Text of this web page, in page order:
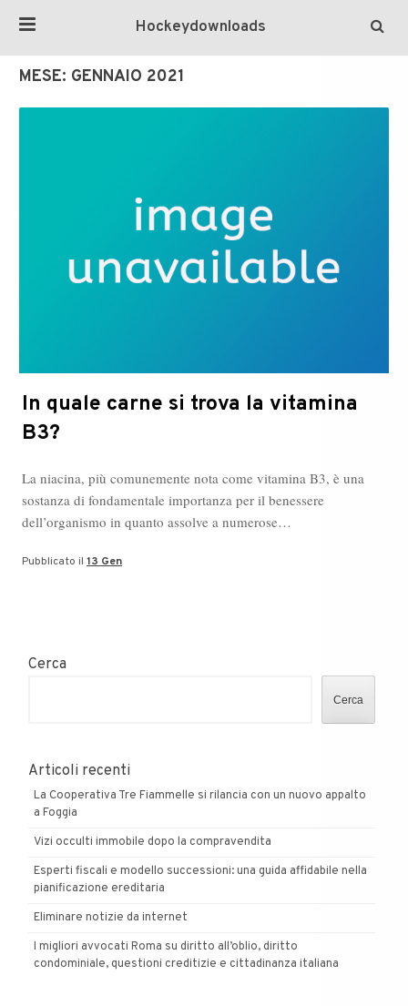
Hockeydownloads
MESE: GENNAIO 2021
In quale carne si trova la vitamina
B3?
La niacina, più comunemente nota come vitamina B3, è una
sostanza di fondamentale importanza per il benessere
dell’organismo in quanto assolve a numerose…
Pubblicato il 13 Gen
Cerca
Cerca
Articoli recenti
La Cooperativa Tre Fiammelle si rilancia con un nuovo appalto
a Foggia
Vizi occulti immobile dopo la compravendita
Esperti fiscali e modello successioni: una guida affidabile nella
pianificazione ereditaria
Eliminare notizie da internet
I migliori avvocati Roma su diritto all’oblio, diritto
condominiale, questioni creditizie e cittadinanza italiana